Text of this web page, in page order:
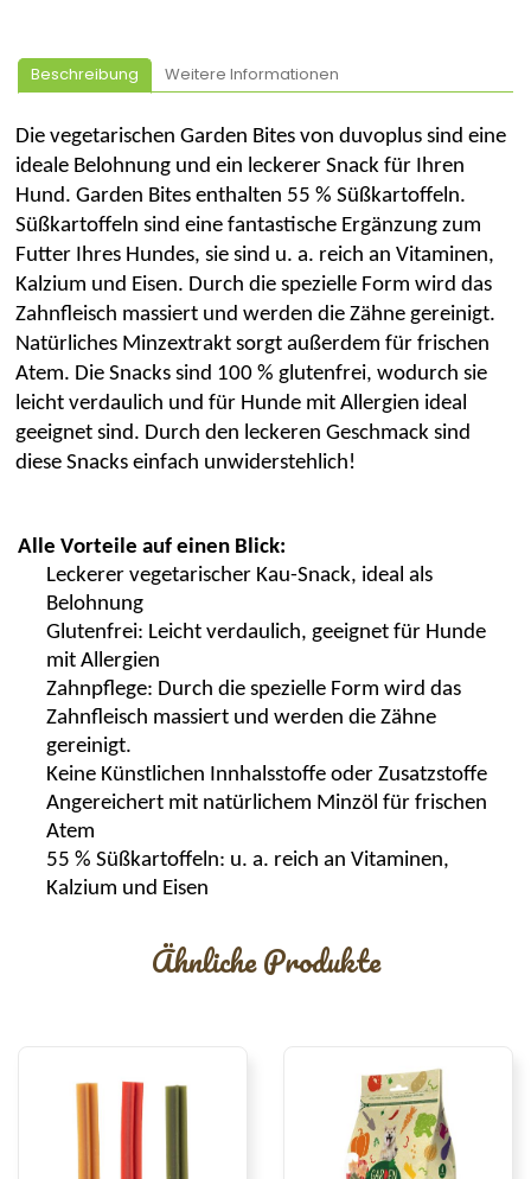
Beschreibung Weitere Informationen
Die vegetarischen Garden Bites von duvoplus sind eine
ideale Belohnung und ein leckerer Snack für Ihren
Hund. Garden Bites enthalten 55 % Süßkartoffeln.
Süßkartoffeln sind eine fantastische Ergänzung zum
Futter Ihres Hundes, sie sind u. a. reich an Vitaminen,
Kalzium und Eisen. Durch die spezielle Form wird das
Zahnfleisch massiert und werden die Zähne gereinigt.
Natürliches Minzextrakt sorgt außerdem für frischen
Atem. Die Snacks sind 100 % glutenfrei, wodurch sie
leicht verdaulich und für Hunde mit Allergien ideal
geeignet sind. Durch den leckeren Geschmack sind
diese Snacks einfach unwiderstehlich!
Alle Vorteile auf einen Blick:
Leckerer vegetarischer Kau-Snack, ideal als
Belohnung
Glutenfrei: Leicht verdaulich, geeignet für Hunde
mit Allergien
Zahnpflege: Durch die spezielle Form wird das
Zahnfleisch massiert und werden die Zähne
gereinigt.
Keine Künstlichen Innhalsstoffe oder Zusatzstoffe
Angereichert mit natürlichem Minzöl für frischen
Atem
55 % Süßkartoffeln: u. a. reich an Vitaminen,
Kalzium und Eisen
Ähnliche Produkte